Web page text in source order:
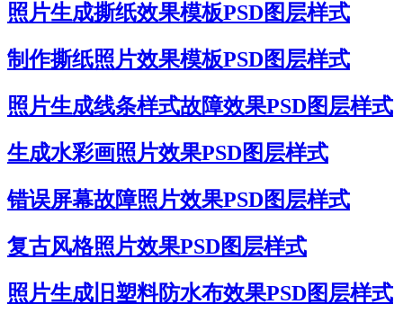
照片生成撕纸效果模板PSD图层样式
制作撕纸照片效果模板PSD图层样式
照片生成线条样式故障效果PSD图层样式
生成水彩画照片效果PSD图层样式
错误屏幕故障照片效果PSD图层样式
复古风格照片效果PSD图层样式
照片生成旧塑料防水布效果PSD图层样式